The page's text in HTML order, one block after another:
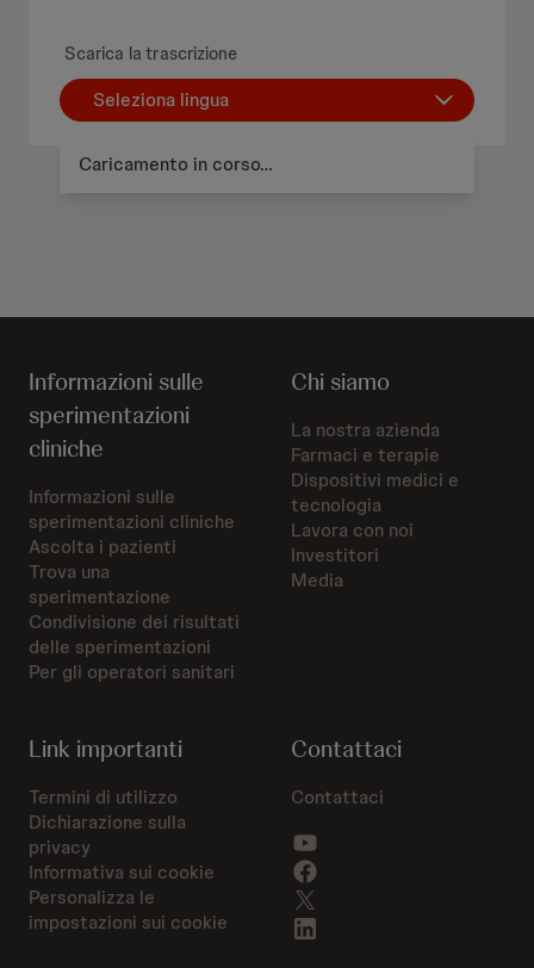
Scarica la trascrizione
Seleziona lingua
Caricamento in corso…
Informazioni sulle
sperimentazioni
cliniche
Informazioni sulle
sperimentazioni cliniche
Ascolta i pazienti
Trova una
sperimentazione
Condivisione dei risultati
delle sperimentazioni
Per gli operatori sanitari
Chi siamo
La nostra azienda
Farmaci e terapie
Dispositivi medici e
tecnologia
Lavora con noi
Investitori
Media
Link importanti
Termini di utilizzo
Dichiarazione sulla
privacy
Informativa sui cookie
Personalizza le
impostazioni sui cookie
Contattaci
Contattaci